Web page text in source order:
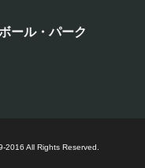
ール・パーク
2016 All Rights Reserved.